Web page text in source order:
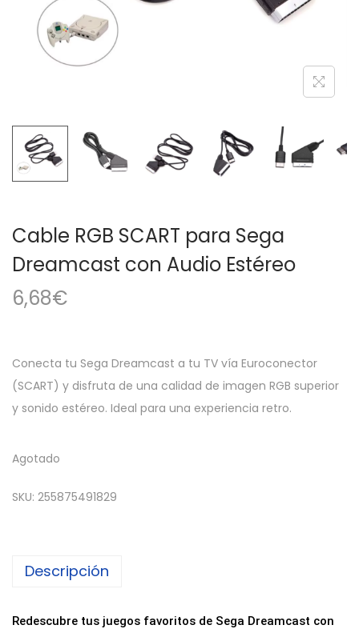
Cable RGB SCART para Sega
Dreamcast con Audio Estéreo
6,68€
Conecta tu Sega Dreamcast a tu TV vía Euroconector
(SCART) y disfruta de una calidad de imagen RGB superior
y sonido estéreo. Ideal para una experiencia retro.
Agotado
SKU: 255875491829
Descripción
Redescubre tus juegos favoritos de Sega Dreamcast con